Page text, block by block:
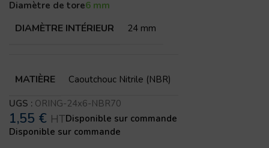
Diamètre de tore6 mm
DIAMÈTRE INTÉRIEUR 24 mm
MATIÈRE
Caoutchouc Nitrile (NBR)
UGS : ORING-24x6-NBR70
1,55 € HTDisponible sur commande
Disponible sur commande